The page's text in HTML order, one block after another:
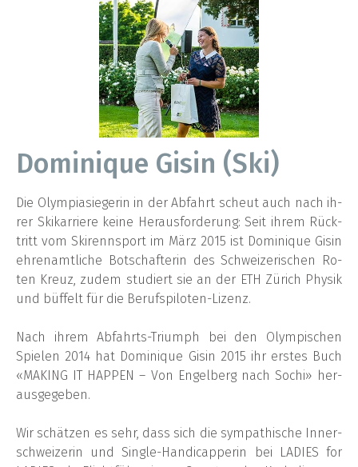
Do­mi­ni­que Gi­sin (Ski)
Die Olym­pia­sie­ge­rin in der Ab­fahrt scheut auch nach ih­
rer Ski­kar­rie­re kei­ne Her­aus­for­de­rung: Seit ih­rem Rück­
tritt vom Ski­renn­sport im März 2015 ist Do­mi­ni­que Gi­sin
eh­ren­amt­li­che Bot­schaf­te­rin des Schwei­ze­ri­schen Ro­
ten Kreuz, zu­dem stu­diert sie an der ETH Zü­rich Phy­sik
und büf­felt für die Be­rufs­pi­lo­ten-Li­zenz.
Nach ih­rem Ab­fahrts-Tri­umph bei den Olym­pi­schen
Spie­len 2014 hat Do­mi­ni­que Gi­sin 2015 ihr ers­tes Buch
«MA­KING IT HAP­PEN – Von En­gel­berg nach So­chi» her­
aus­ge­ge­ben.
Wir schät­zen es sehr, dass sich die sym­pa­thi­sche In­ner­
schwei­ze­rin und Sin­gle-Han­di­cap­pe­rin bei LA­DIES for